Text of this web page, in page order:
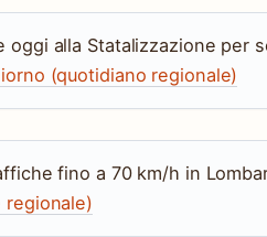
oggi alla Statalizzazione per
(quotidiano regionale)
fino a 70 km/h in